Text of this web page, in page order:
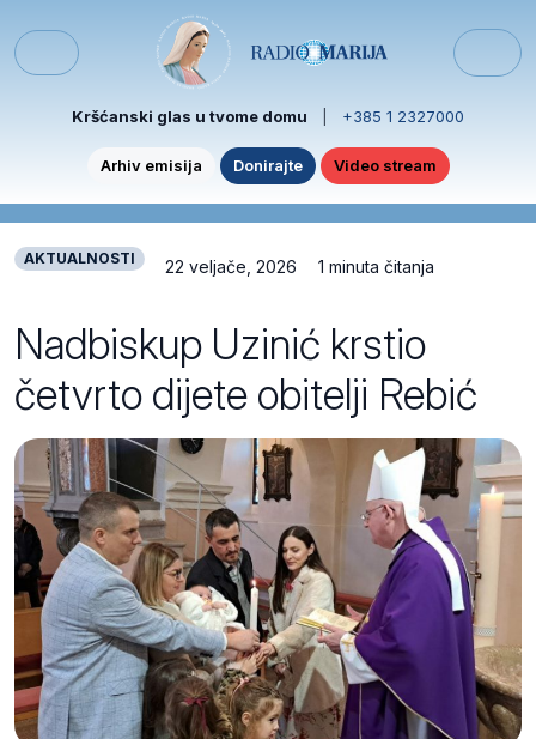
Menu
Kršćanski glas u tvome domu +385 1 2327000
Arhiv emisija Donirajte Video stream
AKTUALNOSTI 22 veljače, 2026 1 minuta čitanja
Nadbiskup Uzinić krstio
četvrto dijete obitelji Rebić